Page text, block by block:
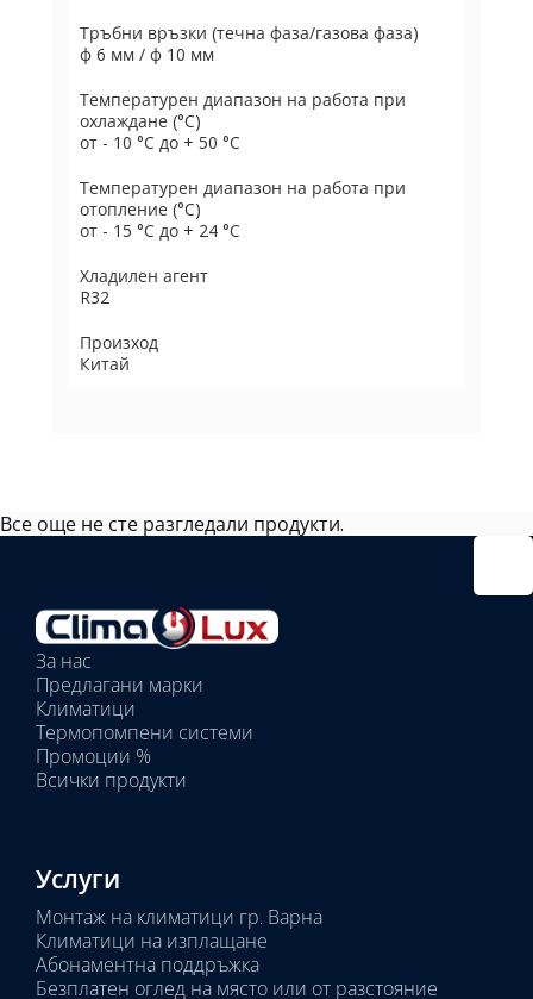
Тръбни връзки (течна фаза/газова фаза)
ф 6 мм / ф 10 мм
Температурен диапазон на работа при
охлаждане (°C)
от - 10 °C до + 50 °C
Температурен диапазон на работа при
отопление (°C)
от - 15 °C до + 24 °C
Хладилен агент
R32
Произход
Китай
Все още не сте разгледали продукти.
Избрани
вътрешни
тела:
Избрано
тяло:
За нас
Предлагани марки
Климатици
Термопомпени системи
Промоции %
Всички продукти
Услуги
Монтаж на климатици гр. Варна
Климатици на изплащане
Абонаментна поддръжка
Безплатен оглед на място или от разстояние